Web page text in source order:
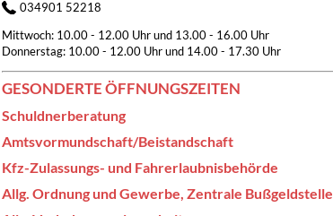
034901 52218
Mittwoch: 10.00 - 12.00 Uhr und 13.00 - 16.00 Uhr
Donnerstag: 10.00 - 12.00 Uhr und 14.00 - 17.30 Uhr
GESONDERTE ÖFFNUNGSZEITEN
Schuldnerberatung
Amtsvormundschaft/Beistandschaft
Kfz-Zulassungs- und Fahrerlaubnisbehörde
Allg. Ordnung und Gewerbe, Zentrale Bußgeldstelle